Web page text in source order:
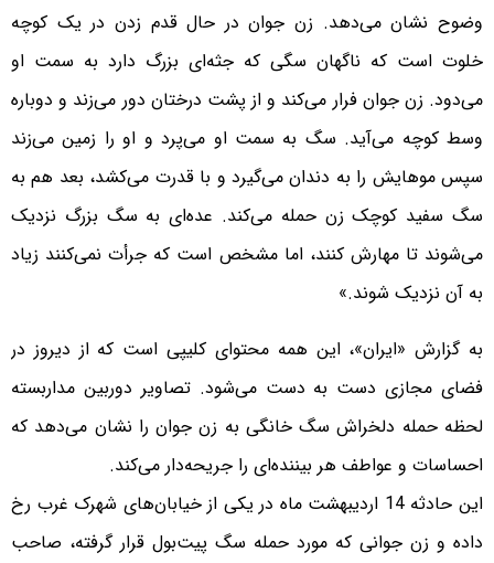
وضوح نشان می‌دهد. زن جوان در حال قدم زدن در یک کوچه
خلوت است که ناگهان سگی که جثه‌ای بزرگ دارد به سمت او
می‌دود. زن جوان فرار می‌کند و از پشت درختان دور می‌زند و دوباره
وسط کوچه می‌آید. سگ به سمت او می‌پرد و او را زمین می‌زند
سپس موهایش را به دندان می‌گیرد و با قدرت می‌کشد، بعد هم به
سگ سفید کوچک زن حمله می‌کند. عده‌ای به سگ بزرگ نزدیک
می‌شوند تا مهارش کنند، اما مشخص است که جرأت نمی‌کنند زیاد
به آن نزدیک شوند.»
به گزارش «ایران»، این همه محتوای کلیپی است که از دیروز در
فضای مجازی دست به دست می‌شود. تصاویر دوربین مداربسته
لحظه حمله دلخراش سگ خانگی به زن جوان را نشان می‌دهد که
احساسات و عواطف هر بیننده‌ای را جریحه‌دار می‌کند.
این حادثه 14 اردیبهشت ماه در یکی از خیابان‌های شهرک غرب رخ
داده و زن جوانی که مورد حمله سگ پیت‌بول قرار گرفته، صاحب